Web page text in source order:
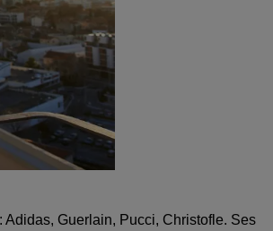
Guerlain, Pucci, Christofle. Ses